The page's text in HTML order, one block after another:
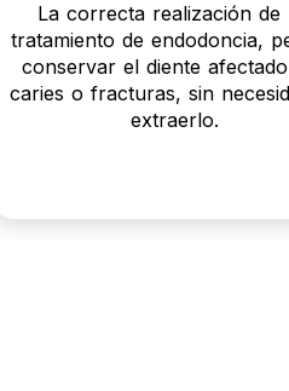
La correcta realización de
tratamiento de endodoncia,
conservar el diente
caries o fracturas, sin
extraerlo.